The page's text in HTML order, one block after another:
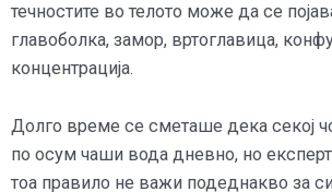
течностите во телото може да се
главоболка, замор, вртоглавица,
концентрација.
Долго време се сметаше дека секој
по осум чаши вода дневно, но
тоа правило не важи подеднакво за